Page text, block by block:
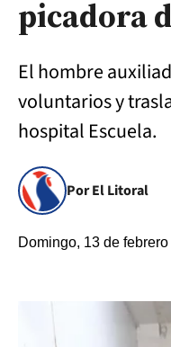
picadora
El hombre
voluntarios y
hospital Escuela.
Por El Litoral
Domingo, 13 de